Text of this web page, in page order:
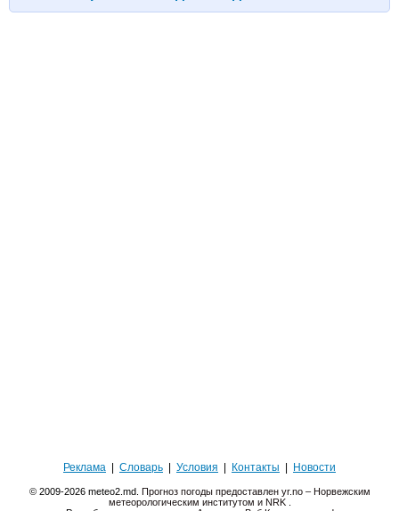
Реклама Словарь Условия Контакты Новости
© 2009-2026 meteo2.md. Прогноз погоды предоставлен yr.no – Норвежским
метеорологическим институтом и NRK